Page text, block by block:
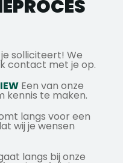
collega's werken.
met een
Wegens
innovatieve
personeel.
te werken.
je bereid om deel
om jezelf
uitdagende
Neem dan
076-2061000
06-
solliciteert! We
contact met je op.
Een van onze
kennis te maken.
langs voor een
wij je wensen
langs bij onze